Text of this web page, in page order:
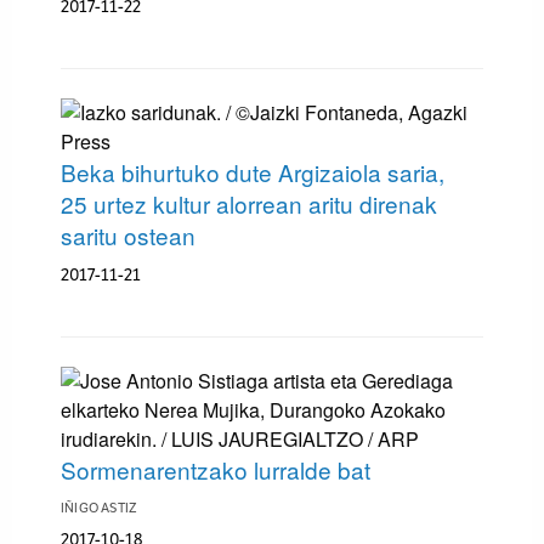
2017-11-22
Beka bihurtuko dute Argizaiola saria,
25 urtez kultur alorrean aritu direnak
saritu ostean
2017-11-21
Sormenarentzako lurralde bat
IÑIGO ASTIZ
2017-10-18